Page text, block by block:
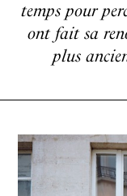
temps pour
ont fait sa
plus